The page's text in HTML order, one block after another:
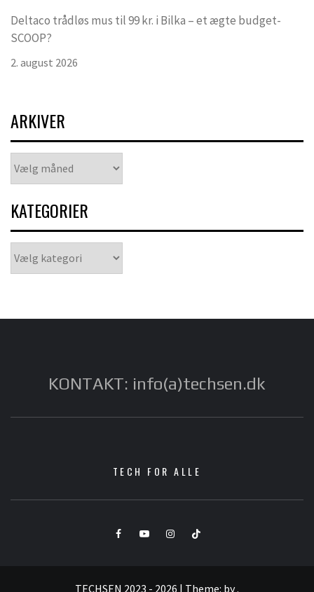
Deltaco trådløs mus til 99 kr. i Bilka – et ægte budget-
SCOOP?
2. august 2026
ARKIVER
KATEGORIER
KONTAKT: info(a)techsen.dk
TECH FOR ALLE
FacebookYouTubeInstagramTikTok
TECHSEN 2023 - 2026 | Theme: by.